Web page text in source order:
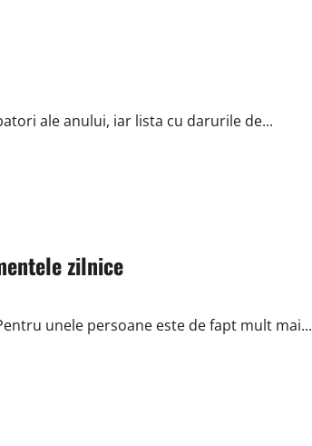
ale anului, iar lista cu darurile de...
zilnice
unele persoane este de fapt mult mai...